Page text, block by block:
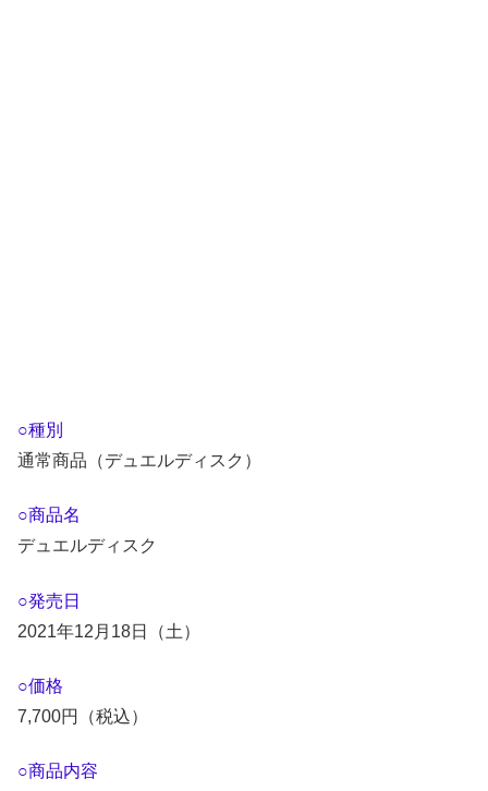
○種別
通常商品（デュエルディスク）
○商品名
デュエルディスク
○発売日
2021年12月18日（土）
○価格
7,700円（税込）
○商品内容